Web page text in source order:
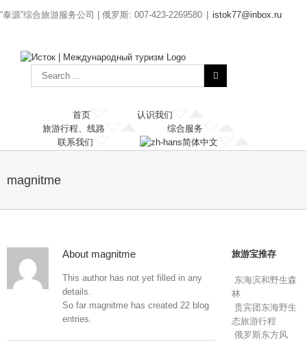
“泰源”综合旅游服务公司 | 俄罗斯: 007-423-2269580 istok77@inbox.ru
首页
认识我们
旅游行程、线路
综合服务
联系我们
简体中文
magnitme
About magnitme
This author has not yet filled in any
details.
So far magnitme has created 22 blog
entries.
旅游宝推存
东海滨和野生森
林
贵宾团东海野生
态旅游行程
俄罗斯东方风